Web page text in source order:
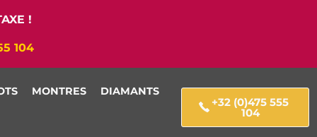
!
104
MONTRES DIAMANTS
+32 (0)475 555
104